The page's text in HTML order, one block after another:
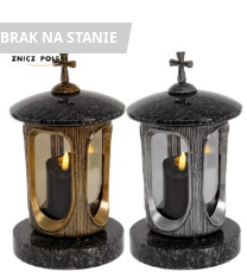
BRAK NA STANIE